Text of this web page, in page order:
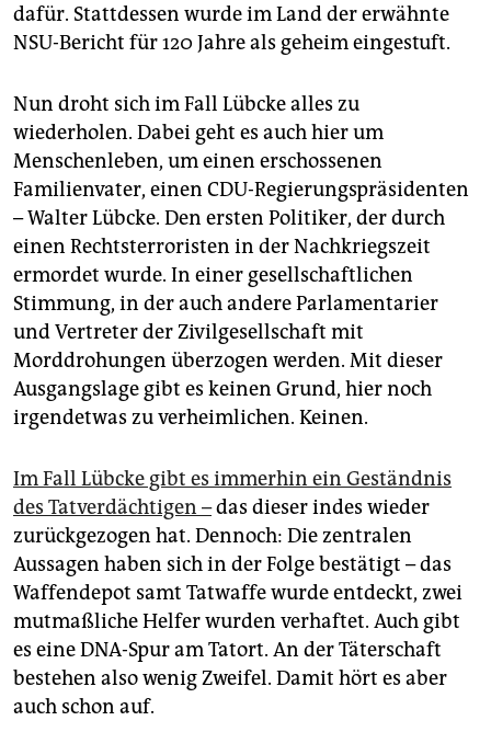
dafür. Stattdessen wurde im Land der erwähnte
NSU-Bericht für 120 Jahre als geheim eingestuft.
Nun droht sich im Fall Lübcke alles zu
wiederholen. Dabei geht es auch hier um
Menschenleben, um einen erschossenen
Familienvater, einen CDU-Regierungspräsidenten
– Walter Lübcke. Den ersten Politiker, der durch
einen Rechtsterroristen in der Nachkriegszeit
ermordet wurde. In einer gesellschaftlichen
Stimmung, in der auch andere Parlamentarier
und Vertreter der Zivilgesellschaft mit
Morddrohungen überzogen werden. Mit dieser
Ausgangslage gibt es keinen Grund, hier noch
irgendetwas zu verheimlichen. Keinen.
Im Fall Lübcke gibt es immerhin ein Geständnis
des Tatverdächtigen –das dieser indes wieder
zurückgezogen hat. Dennoch: Die zentralen
Aussagen haben sich in der Folge bestätigt – das
Waffendepot samt Tatwaffe wurde entdeckt, zwei
mutmaßliche Helfer wurden verhaftet. Auch gibt
es eine DNA-Spur am Tatort. An der Täterschaft
bestehen also wenig Zweifel. Damit hört es aber
auch schon auf.